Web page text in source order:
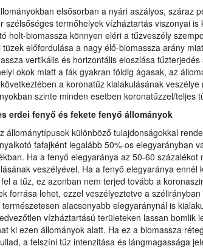
elsősorban a nyári aszályos, száraz
szélsőséges termőhelyek vízháztartás viszonyai
holt-biomassza könnyen eléri a tűzveszély
tüzek előfordulása a nagy élő-biomassza arány
vertikális és horizontális eloszlása
okok miatt a fák gyakran földig ágasak, az
a koronatűz kialakulásának
szinte minden esetben koronatűzzel/teljes
erdei fenyő és fekete fenyő állományok
állománytípusok különböző tulajdonságokkal
fafajként legalább 50%-os elegyarányban
Ha a fenyő elegyaránya az 50-60
veszélyével. Ha a fenyő elegyaránya
a tűz, ez azonban nem terjed tovább a
forrása lehet, ezzel veszélyeztetve a
alacsonyabb elegyaránynál is
vízháztartású területeken lassan bomlik
ki ezen állományok alatt. Ha ez a biomassza
a felszíni tűz intenzitása és lángmagassága